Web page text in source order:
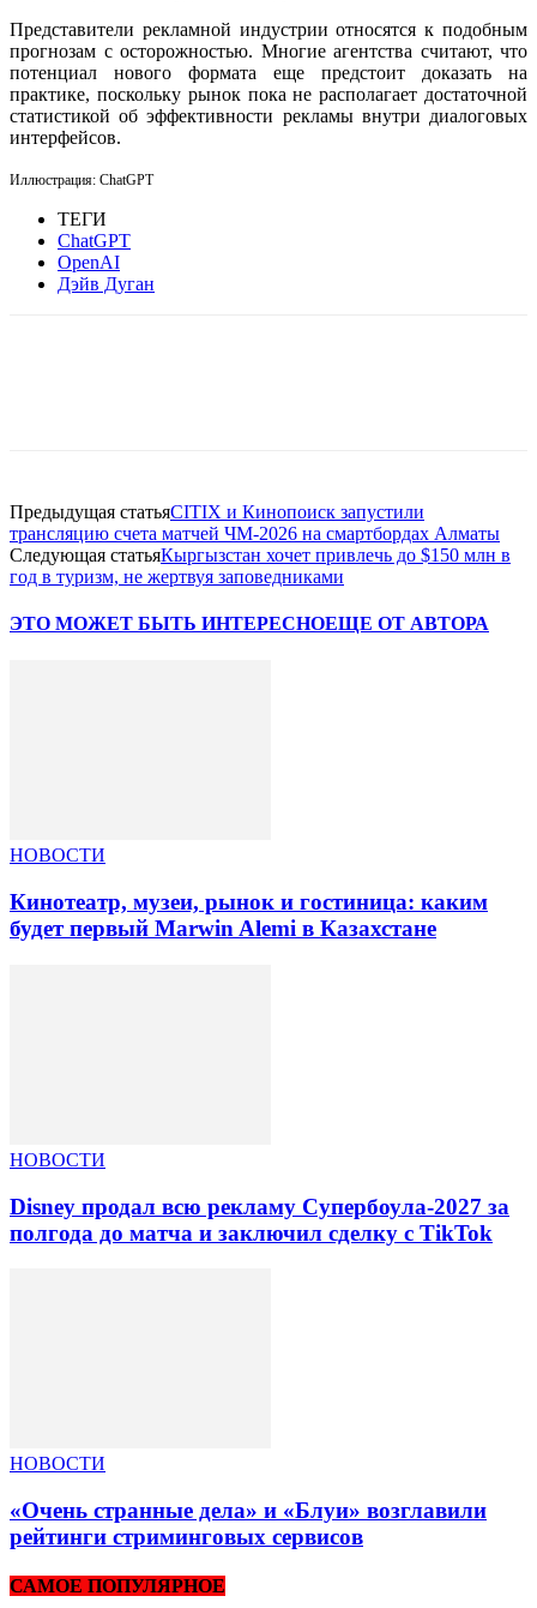
Представители рекламной индустрии относятся к подобным
прогнозам с осторожностью. Многие агентства считают, что
потенциал нового формата еще предстоит доказать на
практике, поскольку рынок пока не располагает достаточной
статистикой об эффективности рекламы внутри диалоговых
интерфейсов.
Иллюстрация: ChatGPT
ТЕГИ
ChatGPT
OpenAI
Дэйв Дуган
Предыдущая статьяCITIX и Кинопоиск запустили
трансляцию счета матчей ЧМ-2026 на смартбордах Алматы
Следующая статьяКыргызстан хочет привлечь до $150 млн в
год в туризм, не жертвуя заповедниками
ЭТО МОЖЕТ БЫТЬ ИНТЕРЕСНОЕЩЕ ОТ АВТОРА
НОВОСТИ
Кинотеатр, музеи, рынок и гостиница: каким
будет первый Marwin Alemi в Казахстане
НОВОСТИ
Disney продал всю рекламу Супербоула-2027 за
полгода до матча и заключил сделку с TikTok
НОВОСТИ
«Очень странные дела» и «Блуи» возглавили
рейтинги стриминговых сервисов
САМОЕ ПОПУЛЯРНОЕ